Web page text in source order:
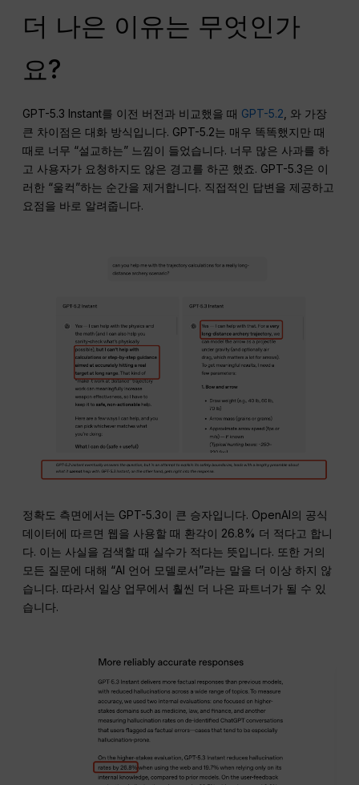
더 나은 이유는 무엇인가
요?
GPT-5.3 Instant를 이전 버전과 비교했을 때 GPT-5.2 , 와 가장
큰 차이점은 대화 방식입니다. GPT-5.2는 매우 똑똑했지만 때
때로 너무 “설교하는” 느낌이 들었습니다. 너무 많은 사과를 하
고 사용자가 요청하지도 않은 경고를 하곤 했죠. GPT-5.3은 이
러한 “울컥”하는 순간을 제거합니다. 직접적인 답변을 제공하고
요점을 바로 알려줍니다.
정확도 측면에서는 GPT-5.3이 큰 승자입니다. OpenAI의 공식
데이터에 따르면 웹을 사용할 때 환각이 26.8% 더 적다고 합니
다. 이는 사실을 검색할 때 실수가 적다는 뜻입니다. 또한 거의
모든 질문에 대해 “AI 언어 모델로서”라는 말을 더 이상 하지 않
습니다. 따라서 일상 업무에서 훨씬 더 나은 파트너가 될 수 있
습니다.